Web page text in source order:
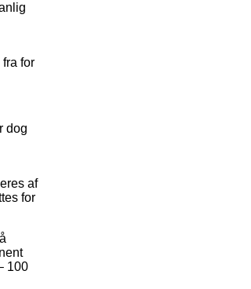
for
dog
af
for
100